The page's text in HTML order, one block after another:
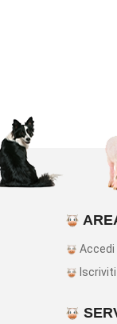
Accedi
Iscriviti